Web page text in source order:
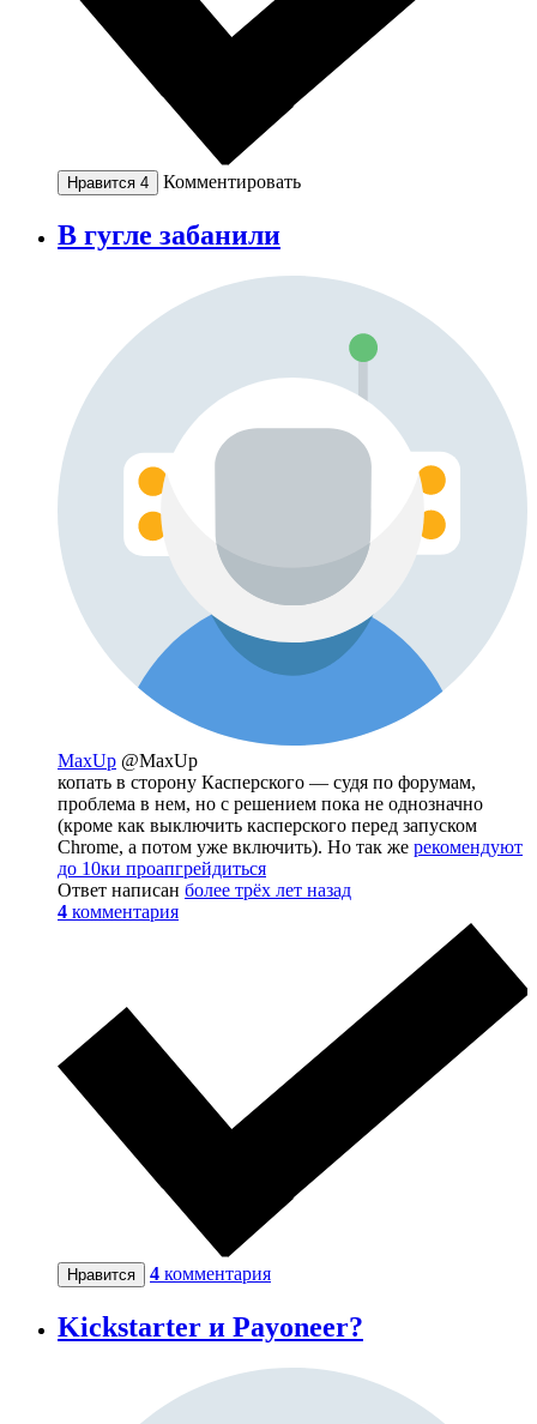
Нравится 4 Комментировать
В гугле забанили
MaxUp @MaxUp
копать в сторону Касперского — судя по форумам,
проблема в нем, но с решением пока не однозначно
(кроме как выключить касперского перед запуском
Chrome, а потом уже включить). Но так же рекомендуют
до 10ки проапгрейдиться
Ответ написан более трёх лет назад
4 комментария
Нравится 4 комментария
Kickstarter и Payoneer?